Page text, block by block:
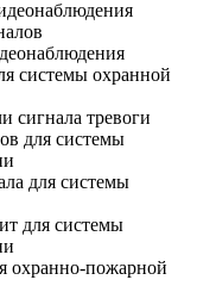
системы охранной
сигнала тревоги
для системы
для системы
для системы
охранно-пожарной